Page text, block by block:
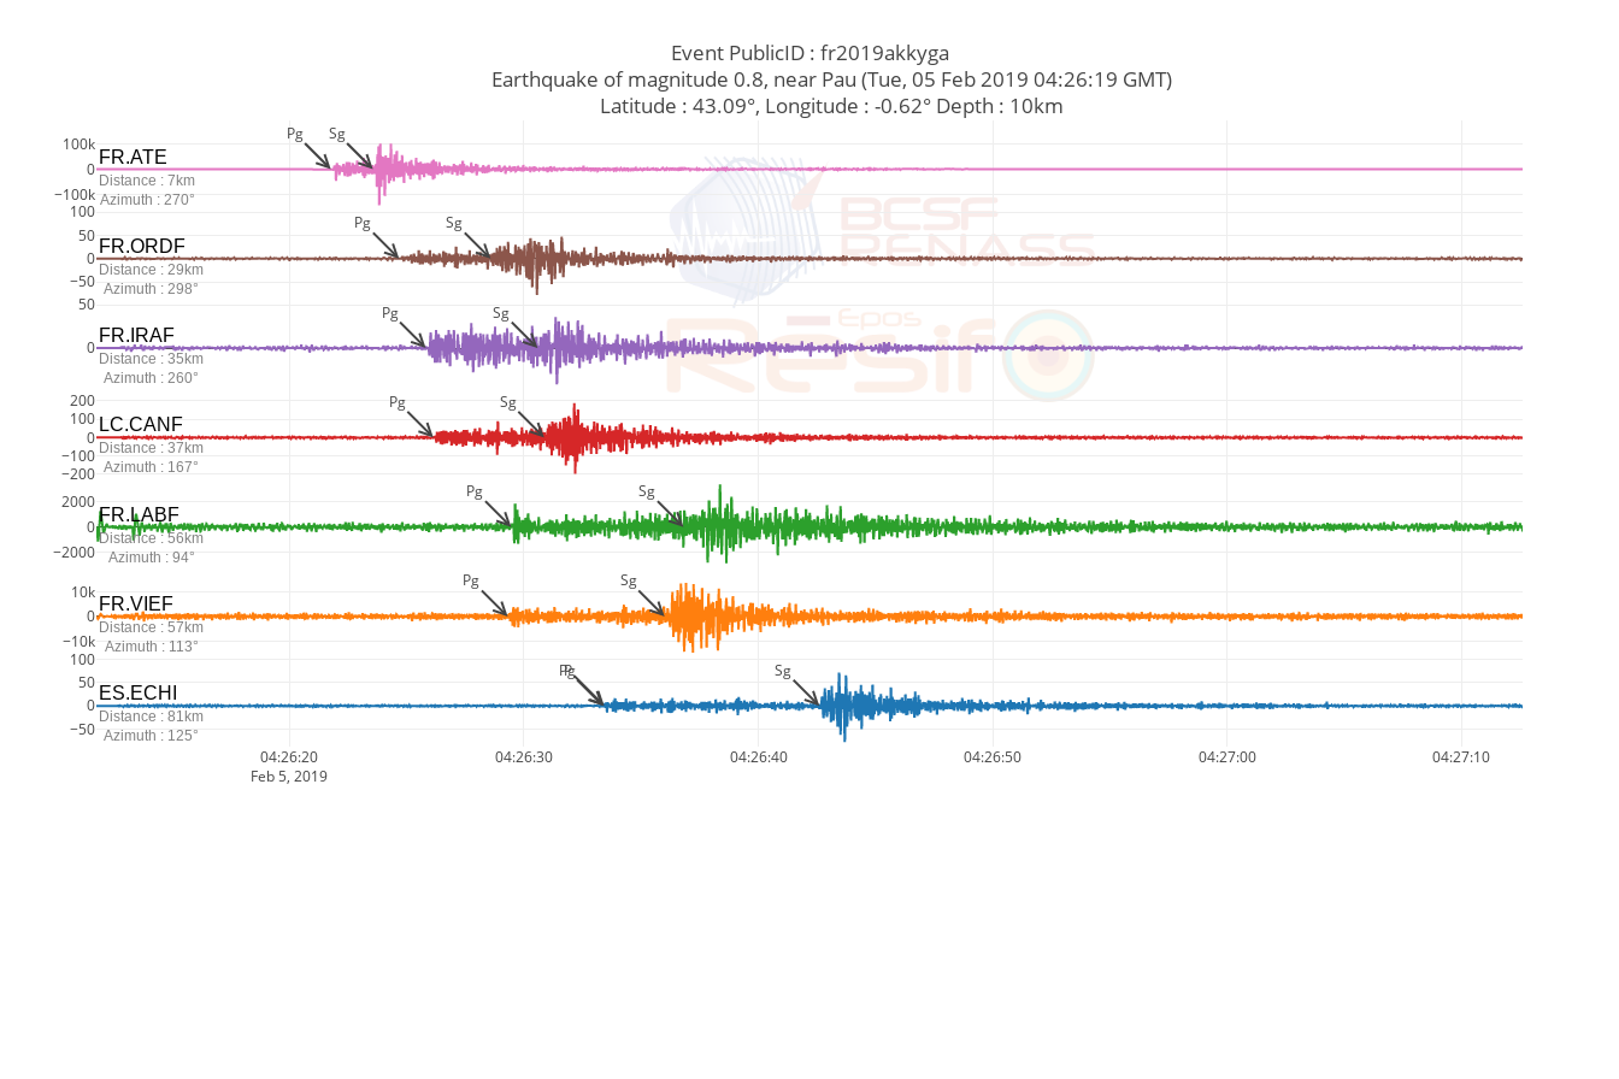
04:26:20
Feb 5, 2019
04:26:30 04:26:40 04:26:50 04:27:00 04:27:10
−50
0
50
100
−10k
0
10k
−2000
0
2000
−200
−100
0
100
200
0
50
−50
0
50
100
−100k
0
100k
Event PublicID : fr2019akkyga
         Earthquake of magnitude 0.8, near Pau (Tue, 05 Feb 2019 04:26:19 GMT)
         Latitude : 43.09°, Longitude : -0.62° Depth : 10km
Pg
P Sg
Pg Sg
Pg Sg
Pg Sg
Pg Sg
Pg Sg
Pg Sg
ES.ECHI
Distance : 81km
Azimuth : 125°
FR.VIEF
Distance : 57km
Azimuth : 113°
FR.LABF
Distance : 56km
Azimuth : 94°
LC.CANF
Distance : 37km
Azimuth : 167°
FR.IRAF
Distance : 35km
Azimuth : 260°
FR.ORDF
Distance : 29km
Azimuth : 298°
FR.ATE
Distance : 7km
Azimuth : 270°